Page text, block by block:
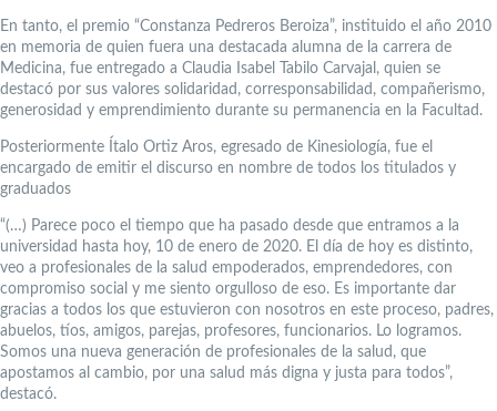
En tanto, el premio “Constanza Pedreros Beroiza”, instituido el año 2010
en memoria de quien fuera una destacada alumna de la carrera de
Medicina, fue entregado a Claudia Isabel Tabilo Carvajal, quien se
destacó por sus valores solidaridad, corresponsabilidad, compañerismo,
generosidad y emprendimiento durante su permanencia en la Facultad.
Posteriormente Ítalo Ortiz Aros, egresado de Kinesiología, fue el
encargado de emitir el discurso en nombre de todos los titulados y
graduados
“(…) Parece poco el tiempo que ha pasado desde que entramos a la
universidad hasta hoy, 10 de enero de 2020. El día de hoy es distinto,
veo a profesionales de la salud empoderados, emprendedores, con
compromiso social y me siento orgulloso de eso. Es importante dar
gracias a todos los que estuvieron con nosotros en este proceso, padres,
abuelos, tíos, amigos, parejas, profesores, funcionarios. Lo logramos.
Somos una nueva generación de profesionales de la salud, que
apostamos al cambio, por una salud más digna y justa para todos”,
destacó.